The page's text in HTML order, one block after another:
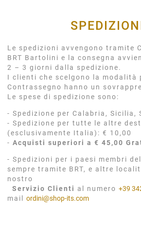
Le spedizioni avvengono tramite
BRT Bartolini e la consegna
2 – 3 giorni dalla spedizione.
I clienti che scelgono la modalità
Contrassegno hanno un
Le spese di spedizione sono:
- Spedizione per Calabria, Sicilia,
- Spedizione per tutte le altre
(esclusivamente Italia): € 10,00
- Acquisti superiori a € 45,00
- Spedizioni per i paesi membri
sempre tramite BRT, e altre
nostro
Servizio Clienti al numero +39
mail ordini@shop-its.com